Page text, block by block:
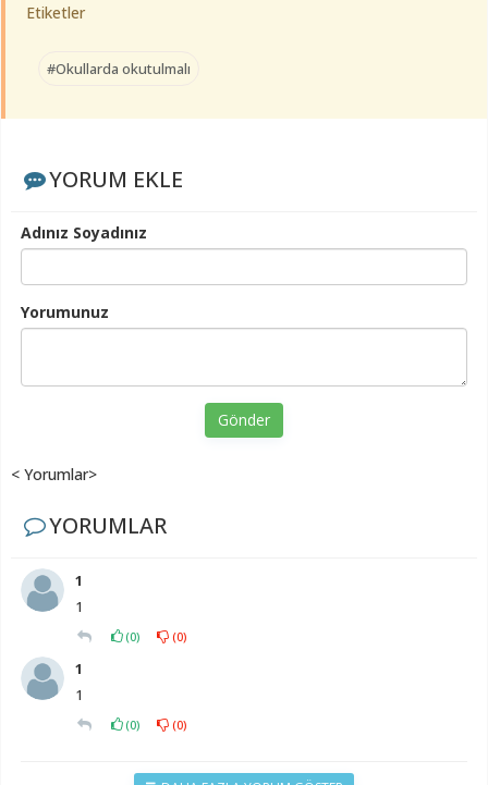
Etiketler
#Okullarda okutulmalı
YORUM EKLE
Adınız Soyadınız
Yorumunuz
Gönder
< Yorumlar>
YORUMLAR
1
1
(0) (0)
1
1
(0) (0)